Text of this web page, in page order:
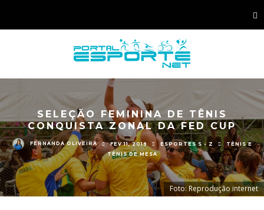
SELEÇÃO FEMININA DE TÊNIS
CONQUISTA ZONAL DA FED CUP
FERNANDA OLIVEIRA FEV 11, 2019 ESPORTES S - Z
TÊNIS E
TÊNIS DE MESA
Foto: Reprodução internet